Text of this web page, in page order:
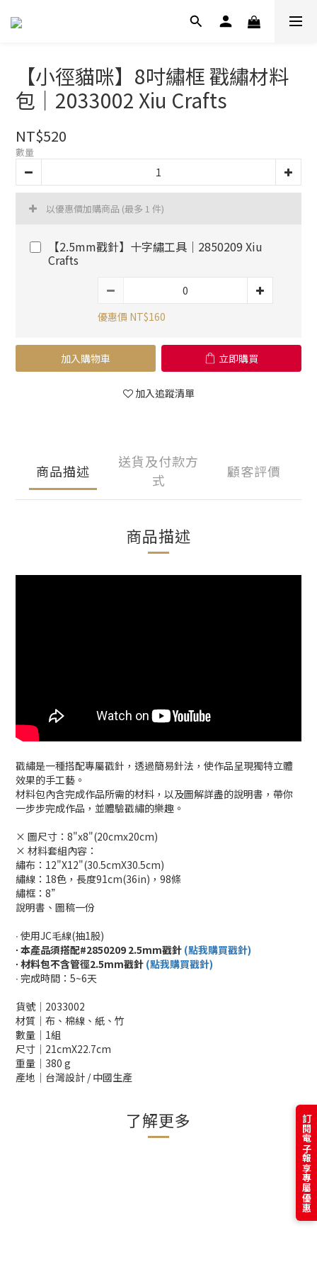
【小徑貓咪】8吋繡框 戳繡材料
包｜2033002 Xiu Crafts
NT$520
數量
以優惠價加購商品 (最多 1 件)
【2.5mm戳針】十字繡工具｜2850209 Xiu
Crafts
優惠價 NT$160
加入購物車 立即購買
加入追蹤清單
商品描述
送貨及付款方
式
顧客評價
商品描述
戳繡是一種搭配專屬戳針，透過簡易針法，使作品呈現獨特立體
效果的手工藝。
材料包內含完成作品所需的材料，以及圖解詳盡的說明書，帶你
一步步完成作品，並體驗戳繡的樂趣。
× 圖尺寸：8"x8"(20cmx20cm)
× 材料套組內容：
繡布：12"X12"(30.5cmX30.5cm)
繡線：18色，長度91cm(36in)，98條
繡框：8”
說明書、圖稿一份
∙ 使用JC毛線(抽1股)
∙ 本產品須搭配#2850209 2.5mm戳針 (點我購買戳針)
∙ 材料包不含管徑2.5mm戳針 (點我購買戳針)
∙ 完成時間：5~6天
貨號│2033002
材質│布、棉線、紙、竹
數量│1組
尺寸│21cmX22.7cm
重量│380 g
產地│台灣設計 / 中國生產
了解更多 訂閱電子報享專屬優惠